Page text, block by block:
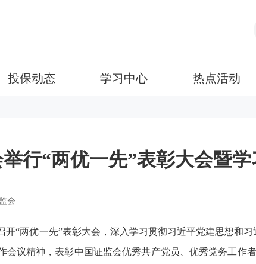
投保动态 学习中心 热点活动
行“两优一先”表彰大会暨
会
开“两优一先”表彰大会，深入学习贯彻习近平党建思想和
会议精神，表彰中国证监会优秀共产党员、优秀党务工作